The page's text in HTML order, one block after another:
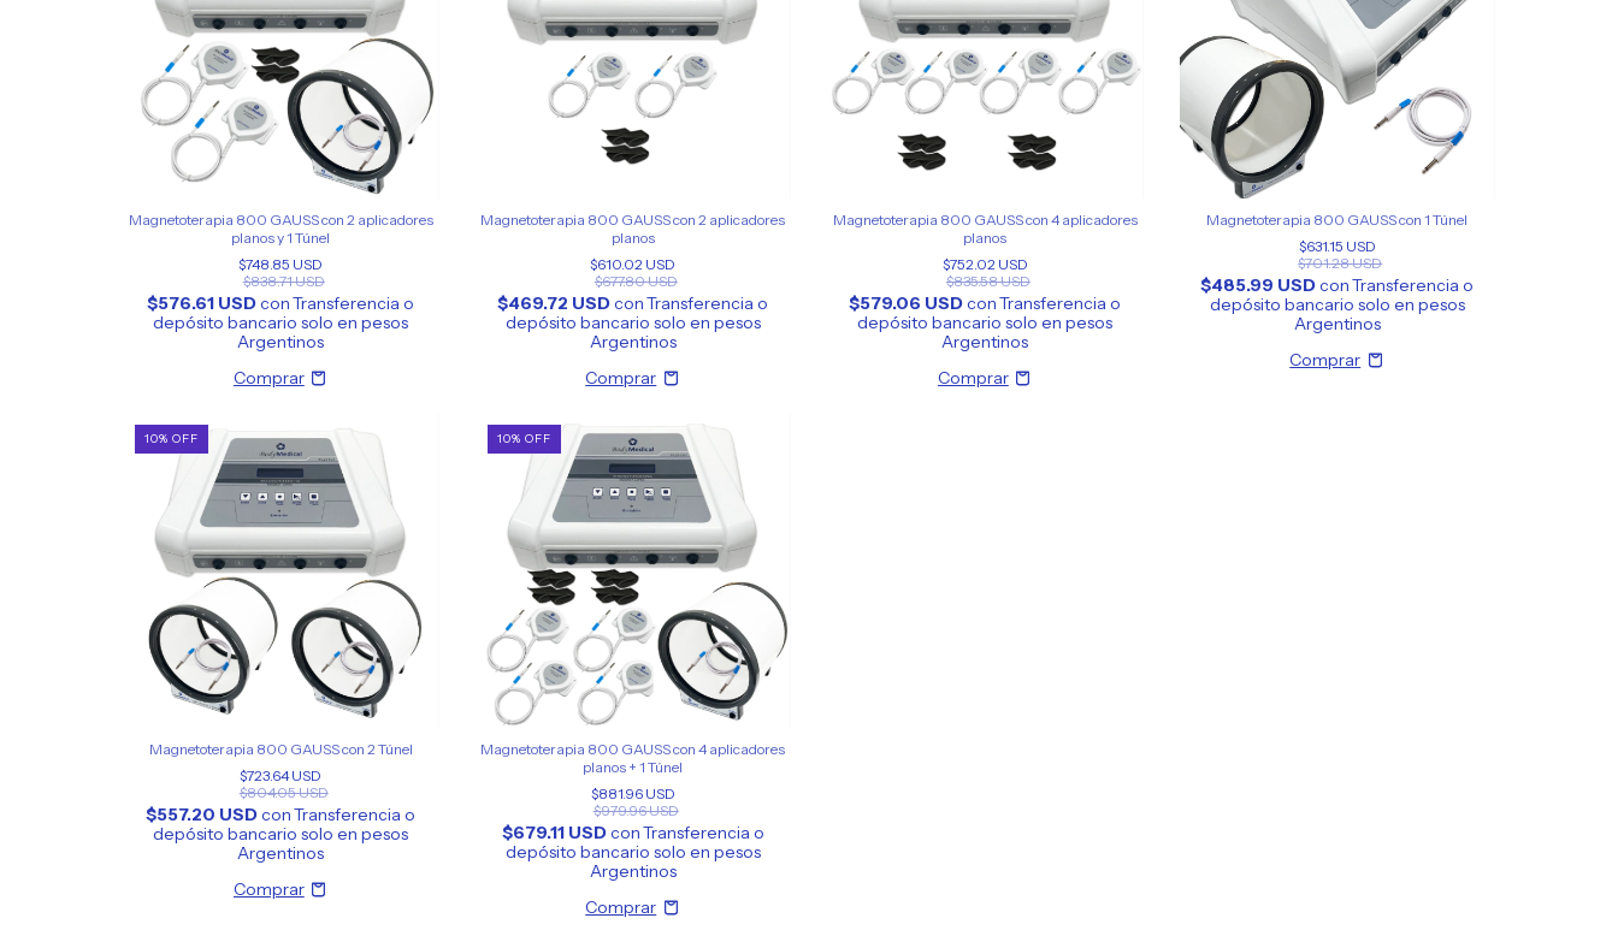
Magnetoterapia 800 GAUSS con 2 aplicadores
planos y 1 Túnel
$748.85 USD
$838.71 USD
$576.61 USDconTransferencia o
depósito bancario solo en pesos
Argentinos
Magnetoterapia 800 GAUSS con 2 aplicadores
planos
$610.02 USD
$677.80 USD
$469.72 USDconTransferencia o
depósito bancario solo en pesos
Argentinos
Magnetoterapia 800 GAUSS con 4 aplicadores
planos
$752.02 USD
$835.58 USD
$579.06 USDconTransferencia o
depósito bancario solo en pesos
Argentinos
Magnetoterapia 800 GAUSS con 1 Túnel
$631.15 USD
$701.28 USD
$485.99 USDconTransferencia o
depósito bancario solo en pesos
Argentinos
10% OFF
Magnetoterapia 800 GAUSS con 2 Túnel
$723.64 USD
$804.05 USD
$557.20 USDconTransferencia o
depósito bancario solo en pesos
Argentinos
10% OFF
Magnetoterapia 800 GAUSS con 4 aplicadores
planos + 1 Túnel
$881.96 USD
$979.96 USD
$679.11 USDconTransferencia o
depósito bancario solo en pesos
Argentinos